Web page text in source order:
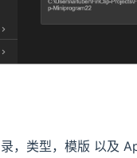
，类型，模版 以及